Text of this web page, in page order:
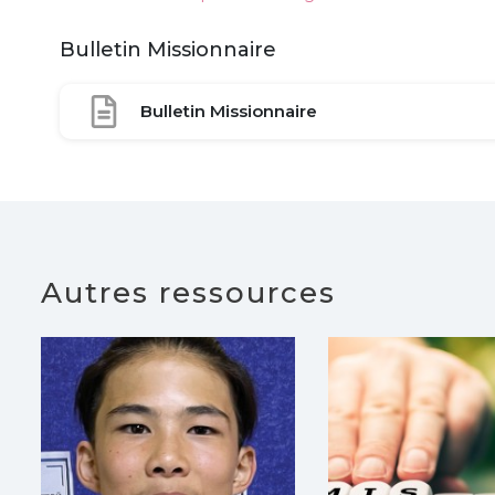
Bulletin Missionnaire
Bulletin Missionnaire
Autres ressources